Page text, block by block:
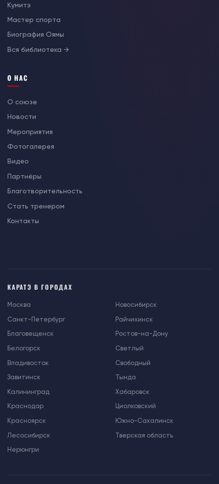
Кумитэ
Мастер спорта
Биография Оямы
Вся библиотека →
О НАС
О союзе
Новости
Мероприятия
Фотогалерея
Видео
Партнёры
Благотворительность
Стать тренером
Контакты
КАРАТЭ В ГОРОДАХ
Москва
Санкт-Петербург
Благовещенск
Белогорск
Владивосток
Завитинск
Калининград
Краснодар
Красноярск
Лесосибирск
Нерюнгри
Новосибирск
Райчихинск
Ростов-на-Дону
Светлый
Свободный
Тында
Хабаровск
Циолковский
Южно-Сахалинск
Тверская область